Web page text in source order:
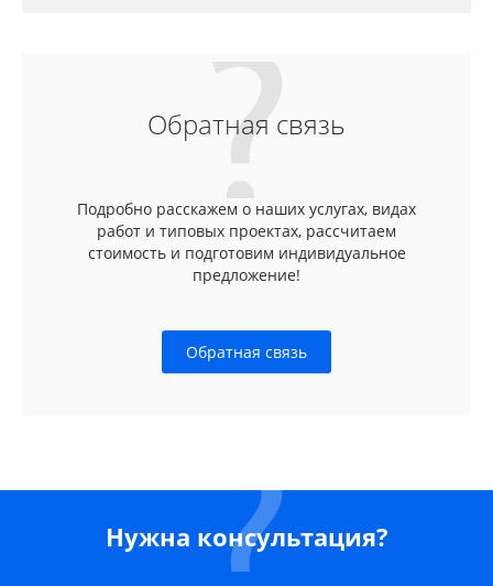
Обратная связь
Подробно расскажем о наших услугах, видах
работ и типовых проектах, рассчитаем
стоимость и подготовим индивидуальное
предложение!
Обратная связь
Нужна консультация?